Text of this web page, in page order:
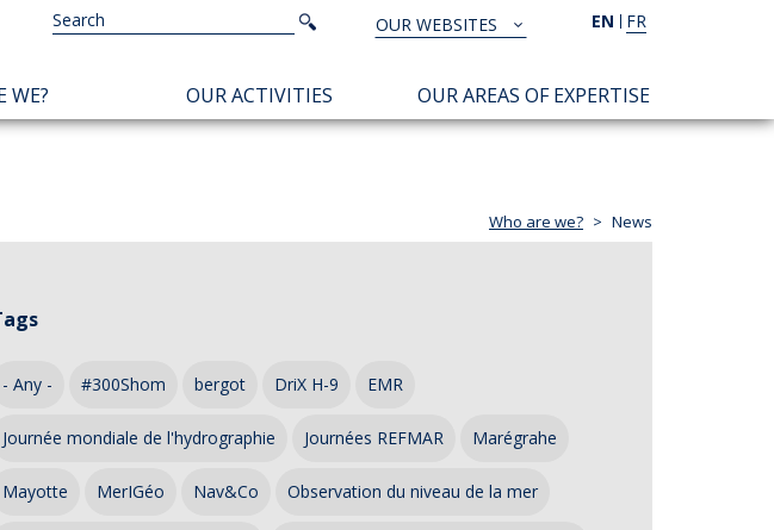
EN FR
TOUS
NOS
SITES
OUR WEBSITES
Search
Search
WE? OUR ACTIVITIES OUR AREAS OF EXPERTISE
Who are we? News
- Any - #300Shom bergot DriX H-9 EMR
Journée mondiale de l'hydrographie Journées REFMAR Marégrahe
Mayotte MerIGéo Nav&Co Observation du niveau de la mer